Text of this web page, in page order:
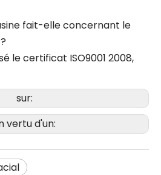
fait-elle concernant le
le certificat ISO9001 2008,
sur:
vertu d'un: